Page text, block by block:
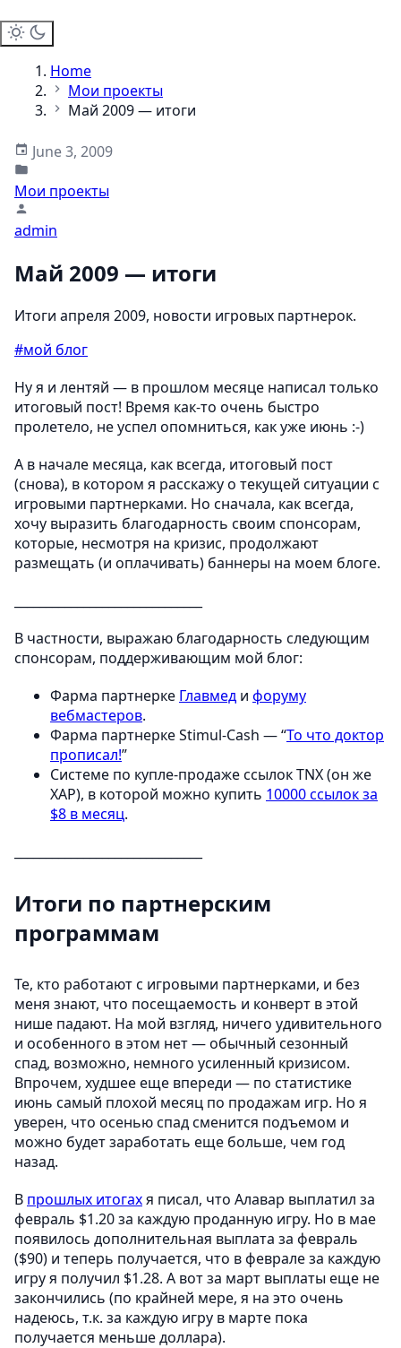
Home
Мои проекты
Май 2009 — итоги
June 3, 2009
Мои проекты
admin
Май 2009 — итоги
Итоги апреля 2009, новости игровых партнерок.
#мой блог
Ну я и лентяй — в прошлом месяце написал только
итоговый пост! Время как-то очень быстро
пролетело, не успел опомниться, как уже июнь :-)
А в начале месяца, как всегда, итоговый пост
(снова), в котором я расскажу о текущей ситуации с
игровыми партнерками. Но сначала, как всегда,
хочу выразить благодарность своим спонсорам,
которые, несмотря на кризис, продолжают
размещать (и оплачивать) баннеры на моем блоге.
В частности, выражаю благодарность следующим
спонсорам, поддерживающим мой блог:
Фарма партнерке Главмед и форуму
вебмастеров.
Фарма партнерке Stimul-Cash — “То что доктор
прописал!”
Системе по купле-продаже ссылок TNX (он же
XAP), в которой можно купить 10000 ссылок за
$8 в месяц.
Итоги по партнерским
программам
Те, кто работают с игровыми партнерками, и без
меня знают, что посещаемость и конверт в этой
нише падают. На мой взгляд, ничего удивительного
и особенного в этом нет — обычный сезонный
спад, возможно, немного усиленный кризисом.
Впрочем, худшее еще впереди — по статистике
июнь самый плохой месяц по продажам игр. Но я
уверен, что осенью спад сменится подъемом и
можно будет заработать еще больше, чем год
назад.
В прошлых итогахя писал, что Алавар выплатил за
февраль $1.20 за каждую проданную игру. Но в мае
появилось дополнительная выплата за февраль
($90) и теперь получается, что в феврале за каждую
игру я получил $1.28. А вот за март выплаты еще не
закончились (по крайней мере, я на это очень
надеюсь, т.к. за каждую игру в марте пока
получается меньше доллара).